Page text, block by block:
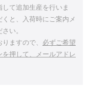
て追加生産を行いま
と、入荷時にご案内メ
い。
ますので、 必ずご希望
押して、メールアドレ